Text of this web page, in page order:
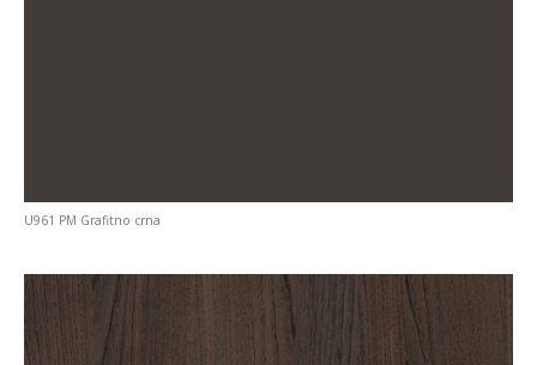
U961 PM Grafitno crna